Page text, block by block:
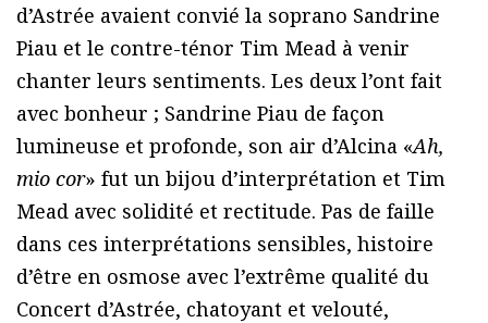
d’Astrée avaient convié la soprano Sandrine
Piau et le contre-ténor Tim Mead à venir
chanter leurs sentiments. Les deux l’ont fait
avec bonheur ; Sandrine Piau de façon
lumineuse et profonde, son air d’Alcina «Ah,
mio cor» fut un bijou d’interprétation et Tim
Mead avec solidité et rectitude. Pas de faille
dans ces interprétations sensibles, histoire
d’être en osmose avec l’extrême qualité du
Concert d’Astrée, chatoyant et velouté,